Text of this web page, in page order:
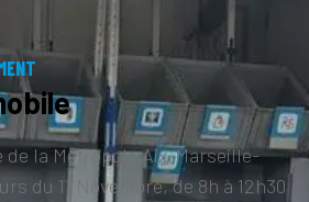
de la Métropole Aix-Marseille-
du 11 Novembre, de 8h à 12h30